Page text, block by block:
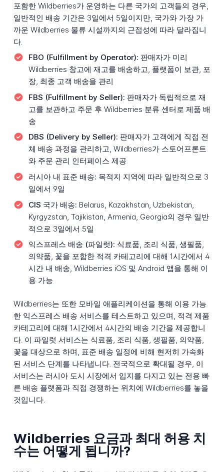
포함한 Wildberries가 운영하는 다른 국가의 고객들의 경우,
일반적인 배송 기간은 3일에서 5일이지만, 국가와 가장 가
까운 Wildberries 물류 시설까지의 근접성에 따라 달라집니
다.
FBO (Fulfillment by Operator): 판매자가 미리
Wildberries 창고에 재고를 배송하고, 플랫폼이 보관, 포
장, 최종 고객 배송을 관리
FBS (Fulfillment by Seller): 판매자가 독립적으로 재
고를 보관하고 주문 후 Wildberries 분류 센터로 제품 배
송
DBS (Delivery by Seller): 판매자가 고객에게 직접 전
체 배송 과정을 관리하고, Wildberries가 스토어프론트
와 주문 관리 인터페이스 제공
러시아 내 표준 배송: 목적지 지역에 따라 일반적으로 3
일에서 9일
CIS 국가 배송: Belarus, Kazakhstan, Uzbekistan,
Kyrgyzstan, Tajikistan, Armenia, Georgia의 경우 일반
적으로 3일에서 5일
익스프레스 배송 (파일럿): 식료품, 조리 식품, 생필품,
의약품, 꽃을 포함한 적격 카테고리에 대해 1시간에서 4
시간 내 배송, Wildberries iOS 및 Android 앱을 통해 이
용 가능
Wildberries는 또한 모바일 애플리케이션을 통해 이용 가능
한 익스프레스 배송 서비스를 테스트하고 있으며, 적격 제품
카테고리에 대해 1시간에서 4시간의 배송 기간을 제공합니
다. 이 파일럿 서비스는 식료품, 조리 식품, 생필품, 의약품,
꽃을 대상으로 하며, 표준 배송 일정에 비해 현저히 가속화
된 서비스 단계를 나타냅니다. 전국적으로 확대될 경우, 이
서비스는 러시아 도시 시장에서 입지를 다지고 있는 전용 빠
른 배송 플랫폼과 직접 경쟁하는 위치에 Wildberries를 놓을
것입니다.
Wildberries 요금과 최대 허용 치
수는 어떻게 됩니까?